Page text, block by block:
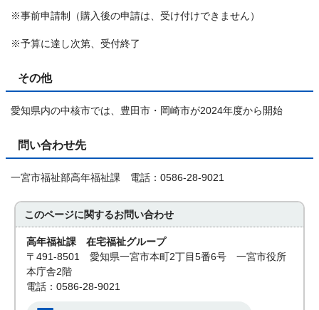
※事前申請制（購入後の申請は、受け付けできません）
※予算に達し次第、受付終了
その他
愛知県内の中核市では、豊田市・岡崎市が2024年度から開始
問い合わせ先
一宮市福祉部高年福祉課 電話：0586-28-9021
このページに関するお問い合わせ
高年福祉課 在宅福祉グループ
〒491-8501 愛知県一宮市本町2丁目5番6号 一宮市役所
本庁舎2階
電話：0586-28-9021